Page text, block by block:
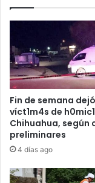
Fin de semana
víct1m4s de
Chihuahua, según
preliminares
4 días ago